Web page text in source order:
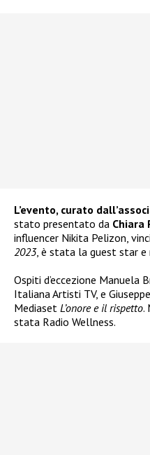
L’evento, curato
stato presentato da Chiara
influencer Nikita Pelizon,
2023, è stata la guest star e
Ospiti d’eccezione Manuela
Italiana Artisti TV, e
Mediaset L’onore e il rispetto.
stata Radio Wellness.